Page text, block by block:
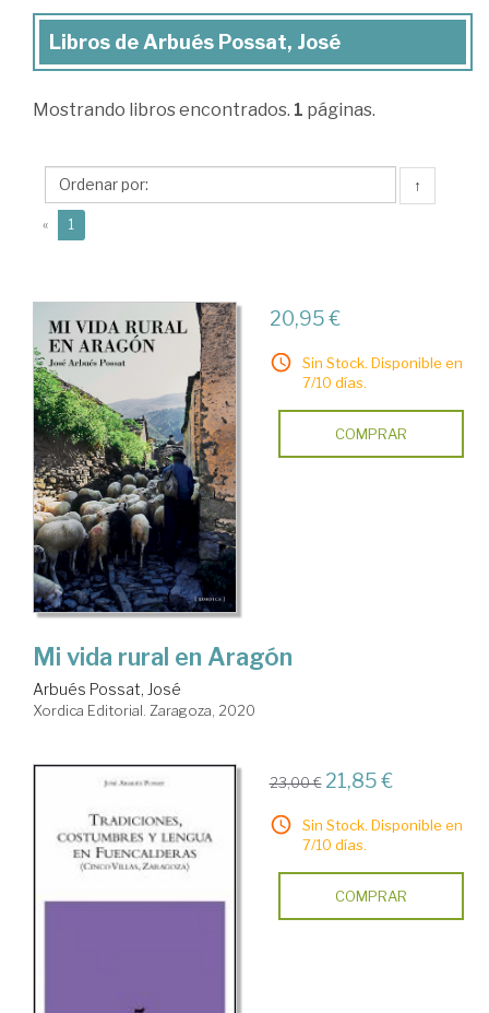
Libros
Arbués
José
Libros de Arbués Possat, José
Mostrando libros encontrados. 1 páginas.
↑
« 1
20,95 €
Sin Stock. Disponible en
7/10 días.
COMPRAR
Mi vida rural en Aragón
Arbués Possat, José
Xordica Editorial. Zaragoza, 2020
23,00 € 21,85 €
Sin Stock. Disponible en
7/10 días.
COMPRAR